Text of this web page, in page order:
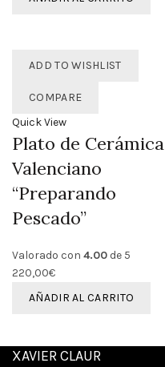
ADD TO WISHLIST
COMPARE
Quick View
Plato de Cerámica
Valenciano
“Preparando
Pescado”
Valorado con 4.00 de 5
220,00€
AÑADIR AL CARRITO
XAVIER CLAUR